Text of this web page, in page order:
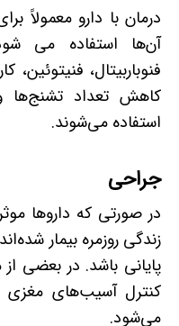
درمان با دارو معمولاً
آن‌ها استفاده می
فنوباربیتال، فنیتوئین،
کاهش تعداد تشنج‌ها
استفاده می‌شوند.
جراحی
در صورتی که داروها
زندگی روزمره بیمار
پایانی باشد. در بعضی
کنترل آسیب‌های مغزی
می‌شود.